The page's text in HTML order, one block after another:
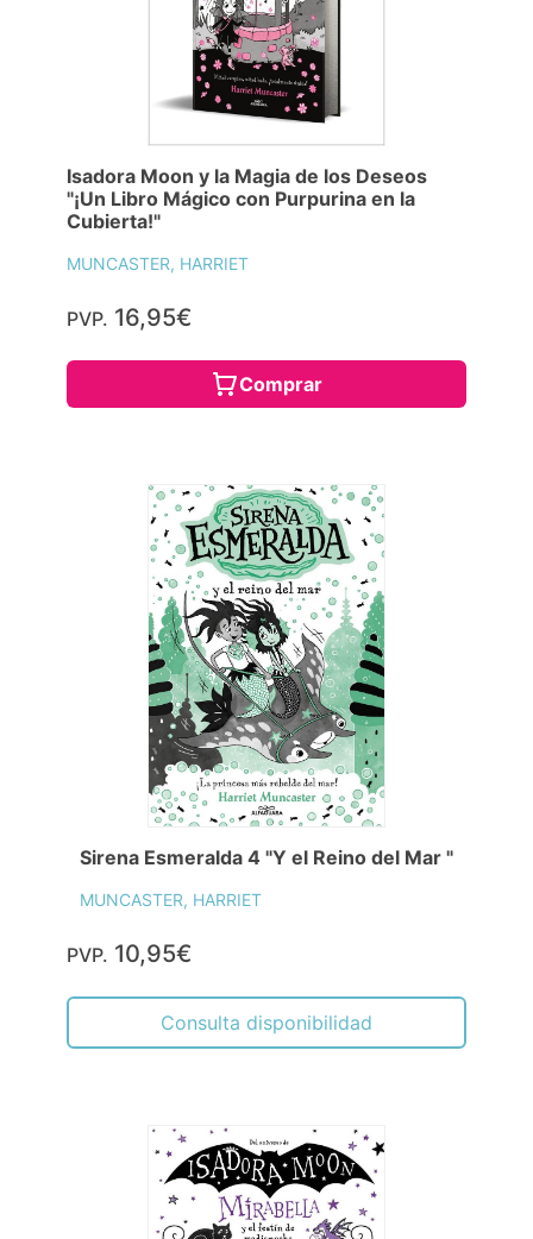
Isadora Moon y la Magia de los Deseos
"¡Un Libro Mágico con Purpurina en la
Cubierta!"
MUNCASTER, HARRIET
PVP. 16,95€
Comprar
Sirena Esmeralda 4 "Y el Reino del Mar "
MUNCASTER, HARRIET
PVP. 10,95€
Consulta disponibilidad